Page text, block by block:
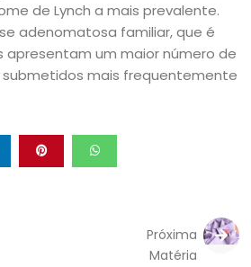
de Lynch a mais prevalente.
adenomatosa familiar, que é
apresentam um maior número de
submetidos mais frequentemente
Próxima
Matéria